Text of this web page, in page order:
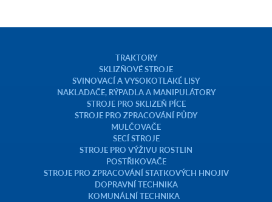
TRAKTORY
SKLIZŇOVÉ STROJE
SVINOVACÍ A VYSOKOTLAKÉ LISY
NAKLADAČE, RÝPADLA A MANIPULÁTORY
STROJE PRO SKLIZEŇ PÍCE
STROJE PRO ZPRACOVÁNÍ PŮDY
MULČOVAČE
SECÍ STROJE
STROJE PRO VÝŽIVU ROSTLIN
POSTŘIKOVAČE
STROJE PRO ZPRACOVÁNÍ STATKOVÝCH HNOJIV
DOPRAVNÍ TECHNIKA
KOMUNÁLNÍ TECHNIKA